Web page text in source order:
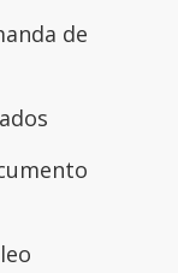
de